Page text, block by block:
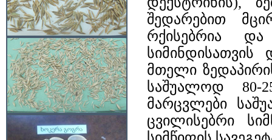
შედარებით
რქისებრია
მთელი
საშუალოდ 80-
მარცვლები
ცვილისებრი